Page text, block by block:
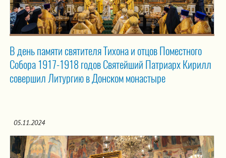
В день памяти святителя Тихона и отцов Поместного
Собора 1917-1918 годов Святейший Патриарх Кирилл
совершил Литургию в Донском монастыре
05.11.2024